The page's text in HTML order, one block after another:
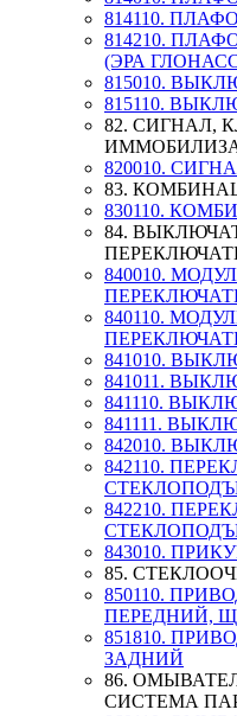
814110.
814210.
(ЭРА
815010.
815110.
82. СИГНАЛ,
820010.
83.
830110.
84.
840010.
840110.
841010.
841011.
841110.
841111.
842010.
842110.
842210.
843010.
85.
850110.
ПЕРЕДНИЙ,
851810.
ЗАДНИЙ
86.
СИСТЕМА